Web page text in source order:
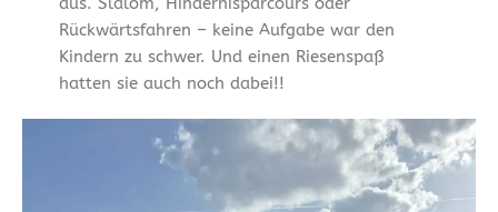
Rückwärtsfahren – keine Aufgabe war den
Kindern zu schwer. Und einen Riesenspaß
hatten sie auch noch dabei!!